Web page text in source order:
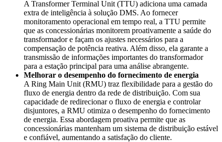
A Transformer Terminal Unit (TTU) adiciona uma camada
extra de inteligência à solução DMS. Ao fornecer
monitoramento operacional em tempo real, a TTU permite
que as concessionárias monitorem proativamente a saúde do
transformador e façam os ajustes necessários para a
compensação de potência reativa. Além disso, ela garante a
transmissão de informações importantes do transformador
para a estação principal para uma análise abrangente.
Melhorar o desempenho do fornecimento de energia
A Ring Main Unit (RMU) traz flexibilidade para a gestão do
fluxo de energia dentro da rede de distribuição. Com sua
capacidade de redirecionar o fluxo de energia e controlar
disjuntores, a RMU otimiza o desempenho do fornecimento
de energia. Essa abordagem proativa permite que as
concessionárias mantenham um sistema de distribuição estável
e confiável, aumentando a satisfação do cliente.